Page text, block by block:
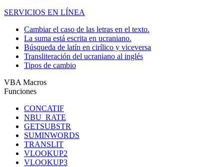
SERVICIOS EN LÍNEA
Cambiar el caso de las letras en el texto.
La suma está escrita en ucraniano.
Búsqueda de latín en cirílico y viceversa
Transliteración del ucraniano al inglés
Tipos de cambio
VBA Macros
Funciones
CONCATIF
NBU_RATE
GETSUBSTR
SUMINWORDS
TRANSLIT
VLOOKUP2
VLOOKUP3